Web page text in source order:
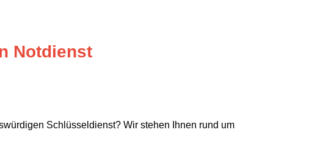
Notdienst
Schlüsseldienst? Wir stehen Ihnen rund um